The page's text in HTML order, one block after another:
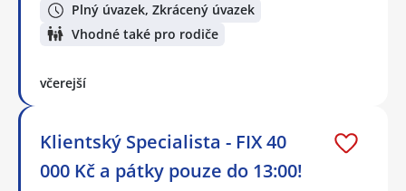
Plný úvazek, Zkrácený úvazek
Vhodné také pro rodiče
včerejší
Klientský Specialista - FIX 40
000 Kč a pátky pouze do 13:00!